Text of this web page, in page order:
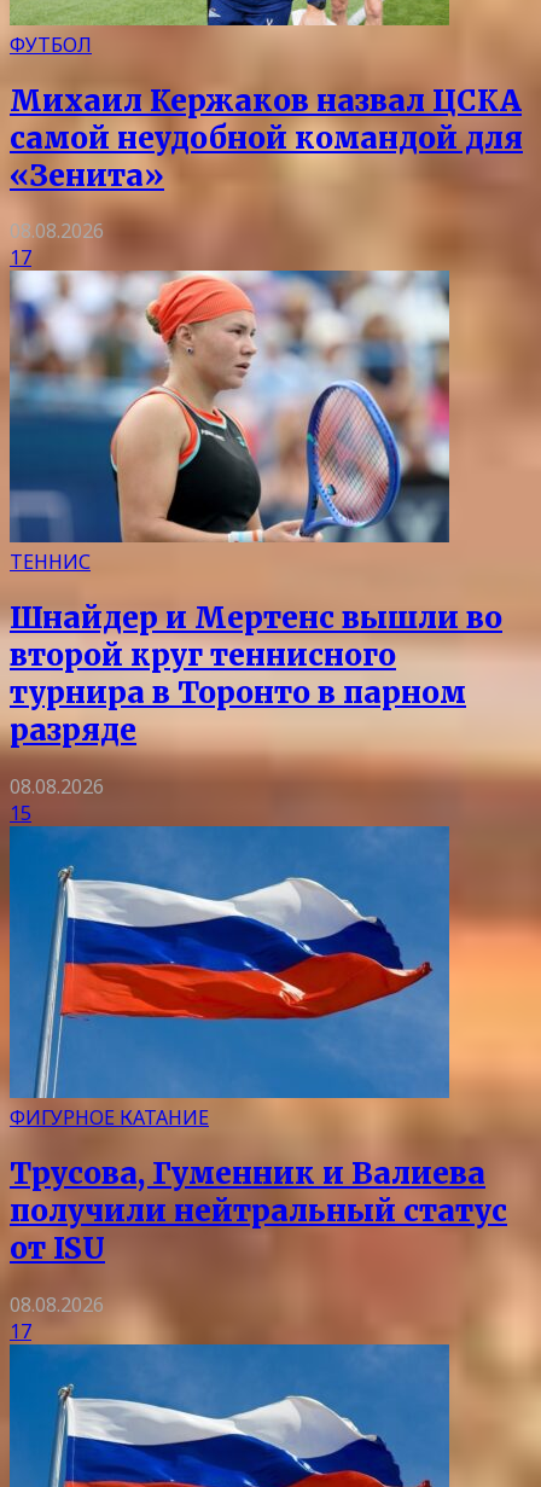
ФУТБОЛ
Михаил Кержаков назвал ЦСКА
самой неудобной командой для
«Зенита»
08.08.2026
17
ТЕННИС
Шнайдер и Мертенс вышли во
второй круг теннисного
турнира в Торонто в парном
разряде
08.08.2026
15
ФИГУРНОЕ КАТАНИЕ
Трусова, Гуменник и Валиева
получили нейтральный статус
от ISU
08.08.2026
17